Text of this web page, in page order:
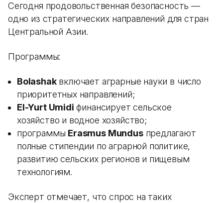
Сегодня продовольственная безопасность —
одно из стратегических направлений для стран
Центральной Азии.
Программы:
Bolashakвключает аграрные науки в число
приоритетных направлений;
El-Yurt Umidi финансирует сельское
хозяйство и водное хозяйство;
программы Erasmus Mundusпредлагают
полные стипендии по аграрной политике,
развитию сельских регионов и пищевым
технологиям.
Эксперт отмечает, что спрос на таких